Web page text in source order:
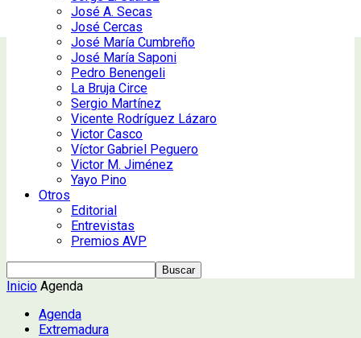
José A. Secas
José Cercas
José María Cumbreño
José María Saponi
Pedro Benengeli
La Bruja Circe
Sergio Martínez
Vicente Rodríguez Lázaro
Victor Casco
Víctor Gabriel Peguero
Victor M. Jiménez
Yayo Pino
Otros
Editorial
Entrevistas
Premios AVP
Inicio Agenda
Agenda
Extremadura